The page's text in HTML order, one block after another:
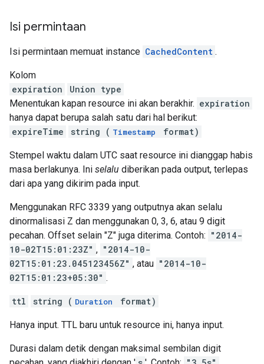
Isi permintaan
Isi permintaan memuat instance CachedContent .
Kolom
expiration
Union type
Menentukan kapan resource ini akan berakhir. expiration
hanya dapat berupa salah satu dari hal berikut:
expireTime
string ( Timestamp format)
Stempel waktu dalam UTC saat resource ini dianggap habis
masa berlakunya. Ini selalu diberikan pada output, terlepas
dari apa yang dikirim pada input.
Menggunakan RFC 3339 yang outputnya akan selalu
dinormalisasi Z dan menggunakan 0, 3, 6, atau 9 digit
pecahan. Offset selain "Z" juga diterima. Contoh: "2014-
10-02T15:01:23Z" , "2014-10-
02T15:01:23.045123456Z" , atau "2014-10-
02T15:01:23+05:30" .
ttl string ( Duration format)
Hanya input. TTL baru untuk resource ini, hanya input.
Durasi dalam detik dengan maksimal sembilan digit